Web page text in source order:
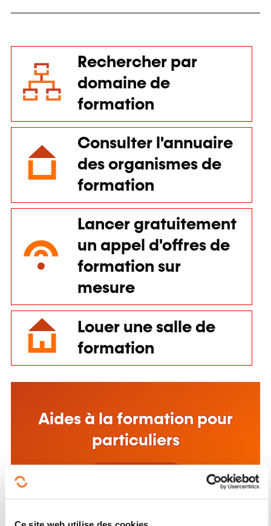
Ce site web utilise des cookies.
Les cookies nous permettent de personnaliser le contenu,
d'offrir des fonctionnalités relatives aux médias sociaux et
Rechercher par
domaine de
formation
Consulter l'annuaire
des organismes de
formation
Lancer gratuitement
un appel d'offres de
formation sur
mesure
Louer une salle de
formation
Aides à la formation pour
particuliers